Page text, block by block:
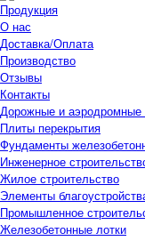
Продукция
О нас
Доставка/Оплата
Производство
Отзывы
Контакты
Дорожные и аэродромные
Плиты перекрытия
Фундаменты
Инженерное
Жилое строительство
Элементы
Промышленное
Железобетонные лотки